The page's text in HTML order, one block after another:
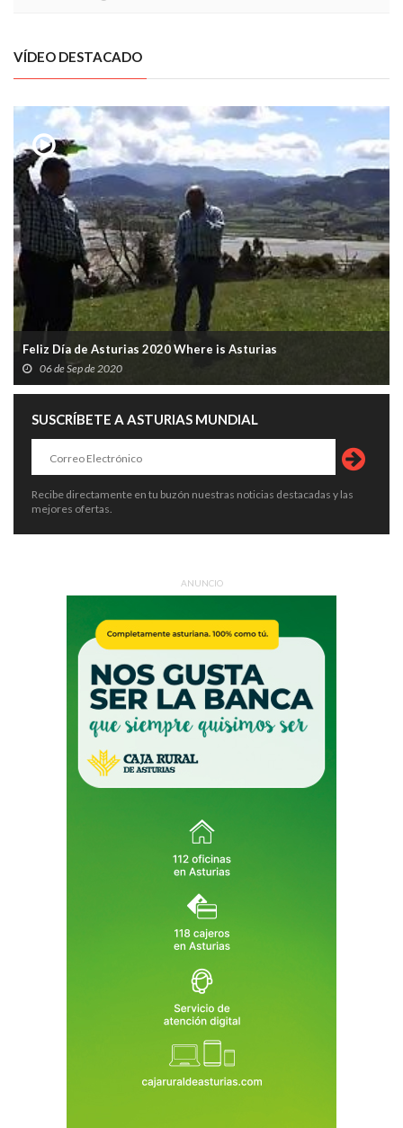
VÍDEO DESTACADO
Feliz Día de Asturias 2020 Where is Asturias
06 de Sep de 2020
SUSCRÍBETE A ASTURIAS MUNDIAL
Recibe directamente en tu buzón nuestras noticias destacadas y las
mejores ofertas.
ANUNCIO